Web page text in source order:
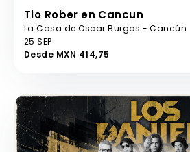
Tio Rober en Cancun
La Casa de Oscar Burgos - Cancún
25 SEP
Desde MXN 414,75